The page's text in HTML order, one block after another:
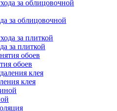
за облицовочной
за плиткой
обоев
клея